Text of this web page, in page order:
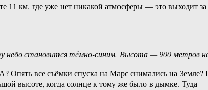
11 км, где уже нет никакой атмосферы — это выходит
небо становится тёмно-синим. Высота — 900 метров
все съёмки спуска на Марс снимались на
высоте, когда солнце к тому же было в дымке.